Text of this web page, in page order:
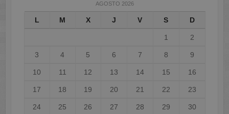
AGOSTO 2026
L M X J V S D
1 2
3 4 5 6 7 8 9
10 11 12 13 14 15 16
17 18 19 20 21 22 23
24 25 26 27 28 29 30